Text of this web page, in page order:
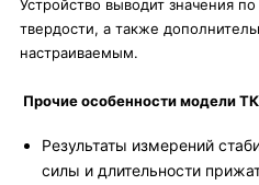
Устройство выводит значения
твердости, а также
настраиваемым.
Прочие особенности модели
Результаты измерений
силы и длительности